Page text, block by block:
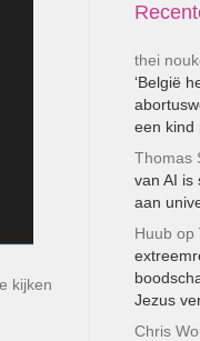
kijken
thei
‘België
een kind
Thomas
van AI is
aan
Huub op
Jezus
Chris